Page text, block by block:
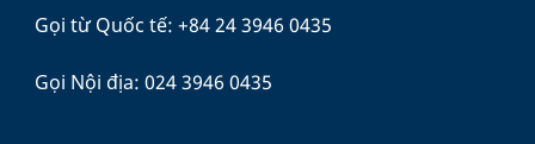
Gọi từ Quốc tế:+84 24 3946 0435
Gọi Nội địa:024 3946 0435